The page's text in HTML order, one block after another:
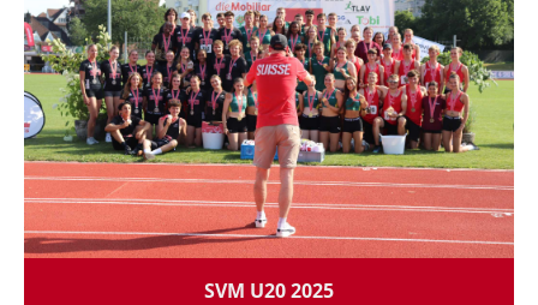
SVM U20 2025